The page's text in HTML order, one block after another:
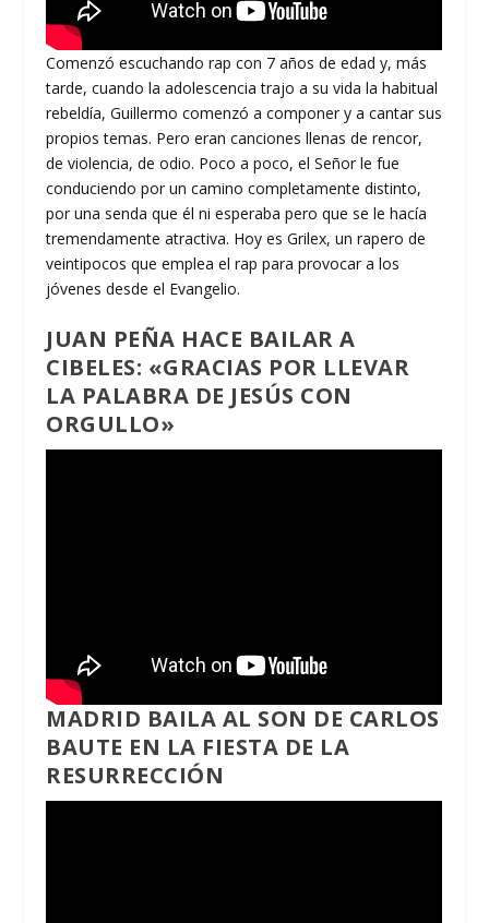
Comenzó escuchando rap con 7 años de edad y, más
tarde, cuando la adolescencia trajo a su vida la habitual
rebeldía, Guillermo comenzó a componer y a cantar sus
propios temas. Pero eran canciones llenas de rencor,
de violencia, de odio. Poco a poco, el Señor le fue
conduciendo por un camino completamente distinto,
por una senda que él ni esperaba pero que se le hacía
tremendamente atractiva. Hoy es Grilex, un rapero de
veintipocos que emplea el rap para provocar a los
jóvenes desde el Evangelio.
JUAN PEÑA HACE BAILAR A
CIBELES: «GRACIAS POR LLEVAR
LA PALABRA DE JESÚS CON
ORGULLO»
MADRID BAILA AL SON DE CARLOS
BAUTE EN LA FIESTA DE LA
RESURRECCIÓN